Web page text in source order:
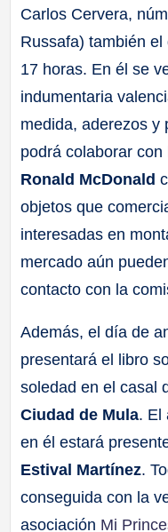
Carlos Cervera,
Russafa) también
17 horas. En él se
indumentaria
medida, aderezos y
podrá colaborar con
Ronald McDonald
objetos que
interesadas en
mercado aún
contacto con la
Además, el día de
presentará el libro
soledad en el casal
Ciudad de Mula. El
en él estará
Estival Martínez.
conseguida con la
asociación Mi